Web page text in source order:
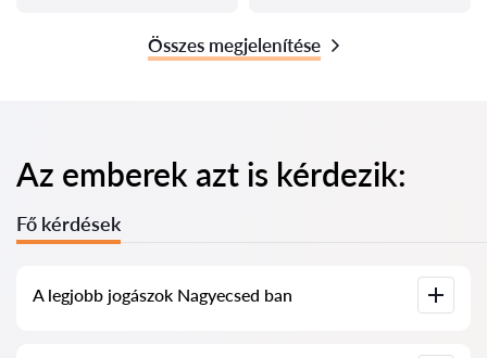
Összes megjelenítése
Az emberek azt is kérdezik:
Fő kérdések
A legjobb jogászok Nagyecsed ban